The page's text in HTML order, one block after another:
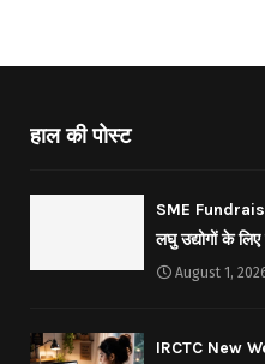
हाल की पोस्ट
SME
लघु उद्योगों के लिए
August 1,
IRCTC New